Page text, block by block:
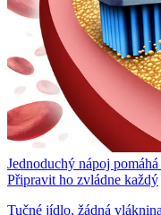
Jednoduchý nápoj
Připravit ho zvládne každý
Tučné jídlo, žádná